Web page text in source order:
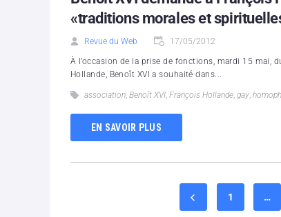
«traditions morales et
Revue du Web 17/05/2012
À l’occasion de la prise de fonctions, mardi 15 mai,
Hollande, Benoît XVI a souhaité dans...
association, Benoît XVI, François Hollande, gay,
EN SAVOIR PLUS
1 …